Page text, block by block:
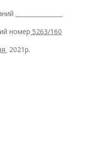
________________
номер 5263/160
2021р.